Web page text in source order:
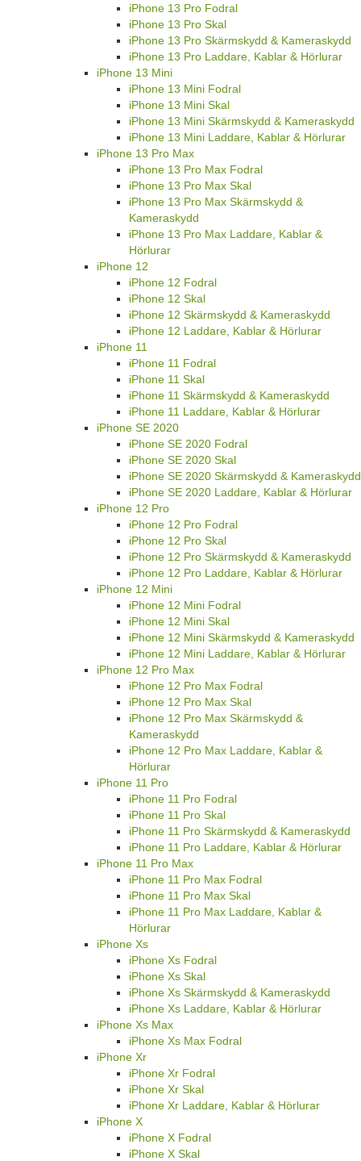
iPhone 13 Pro Fodral
iPhone 13 Pro Skal
iPhone 13 Pro Skärmskydd & Kameraskydd
iPhone 13 Pro Laddare, Kablar & Hörlurar
iPhone 13 Mini
iPhone 13 Mini Fodral
iPhone 13 Mini Skal
iPhone 13 Mini Skärmskydd & Kameraskydd
iPhone 13 Mini Laddare, Kablar & Hörlurar
iPhone 13 Pro Max
iPhone 13 Pro Max Fodral
iPhone 13 Pro Max Skal
iPhone 13 Pro Max Skärmskydd &
Kameraskydd
iPhone 13 Pro Max Laddare, Kablar &
Hörlurar
iPhone 12
iPhone 12 Fodral
iPhone 12 Skal
iPhone 12 Skärmskydd & Kameraskydd
iPhone 12 Laddare, Kablar & Hörlurar
iPhone 11
iPhone 11 Fodral
iPhone 11 Skal
iPhone 11 Skärmskydd & Kameraskydd
iPhone 11 Laddare, Kablar & Hörlurar
iPhone SE 2020
iPhone SE 2020 Fodral
iPhone SE 2020 Skal
iPhone SE 2020 Skärmskydd & Kameraskydd
iPhone SE 2020 Laddare, Kablar & Hörlurar
iPhone 12 Pro
iPhone 12 Pro Fodral
iPhone 12 Pro Skal
iPhone 12 Pro Skärmskydd & Kameraskydd
iPhone 12 Pro Laddare, Kablar & Hörlurar
iPhone 12 Mini
iPhone 12 Mini Fodral
iPhone 12 Mini Skal
iPhone 12 Mini Skärmskydd & Kameraskydd
iPhone 12 Mini Laddare, Kablar & Hörlurar
iPhone 12 Pro Max
iPhone 12 Pro Max Fodral
iPhone 12 Pro Max Skal
iPhone 12 Pro Max Skärmskydd &
Kameraskydd
iPhone 12 Pro Max Laddare, Kablar &
Hörlurar
iPhone 11 Pro
iPhone 11 Pro Fodral
iPhone 11 Pro Skal
iPhone 11 Pro Skärmskydd & Kameraskydd
iPhone 11 Pro Laddare, Kablar & Hörlurar
iPhone 11 Pro Max
iPhone 11 Pro Max Fodral
iPhone 11 Pro Max Skal
iPhone 11 Pro Max Laddare, Kablar &
Hörlurar
iPhone Xs
iPhone Xs Fodral
iPhone Xs Skal
iPhone Xs Skärmskydd & Kameraskydd
iPhone Xs Laddare, Kablar & Hörlurar
iPhone Xs Max
iPhone Xs Max Fodral
iPhone Xr
iPhone Xr Fodral
iPhone Xr Skal
iPhone Xr Laddare, Kablar & Hörlurar
iPhone X
iPhone X Fodral
iPhone X Skal